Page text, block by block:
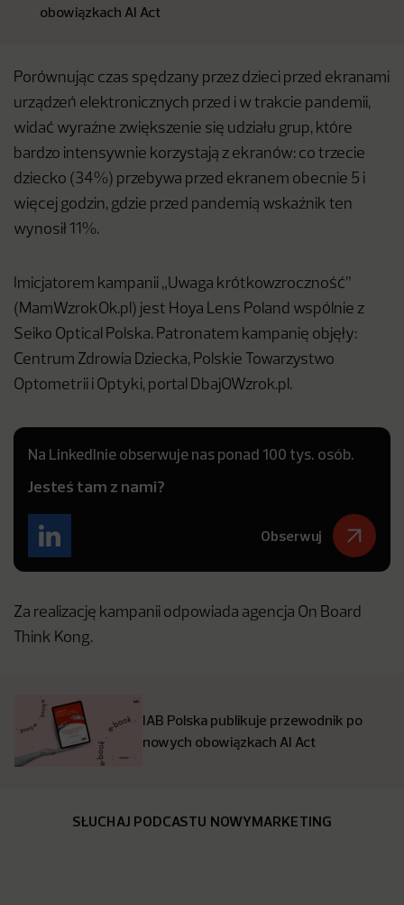
obowiązkach AI Act
Porównując czas spędzany przez dzieci przed ekranami
urządzeń elektronicznych przed i w trakcie pandemii,
widać wyraźne zwiększenie się udziału grup, które
bardzo intensywnie korzystają z ekranów: co trzecie
dziecko (34%) przebywa przed ekranem obecnie 5 i
więcej godzin, gdzie przed pandemią wskaźnik ten
wynosił 11%.
Imicjatorem kampanii „Uwaga krótkowzroczność”
(MamWzrokOk.pl) jest Hoya Lens Poland wspólnie z
Seiko Optical Polska. Patronatem kampanię objęły:
Centrum Zdrowia Dziecka, Polskie Towarzystwo
Optometrii i Optyki, portal DbajOWzrok.pl.
Na LinkedInie obserwuje nas ponad 100 tys. osób.
Jesteś tam z nami?
Obserwuj
Za realizację kampanii odpowiada agencja On Board
Think Kong.
IAB Polska publikuje przewodnik po
nowych obowiązkach AI Act
SŁUCHAJ PODCASTU NOWYMARKETING